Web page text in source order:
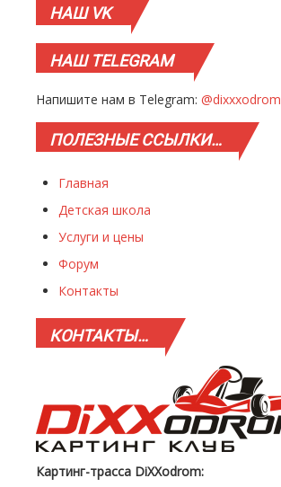
НАШVK
НАШTELEGRAM
Напишите нам в Telegram: @dixxxodrom
ПОЛЕЗНЫЕССЫЛКИ…
Главная
Детская школа
Услуги и цены
Форум
Контакты
КОНТАКТЫ…
Картинг-трасса DiXXodrom: